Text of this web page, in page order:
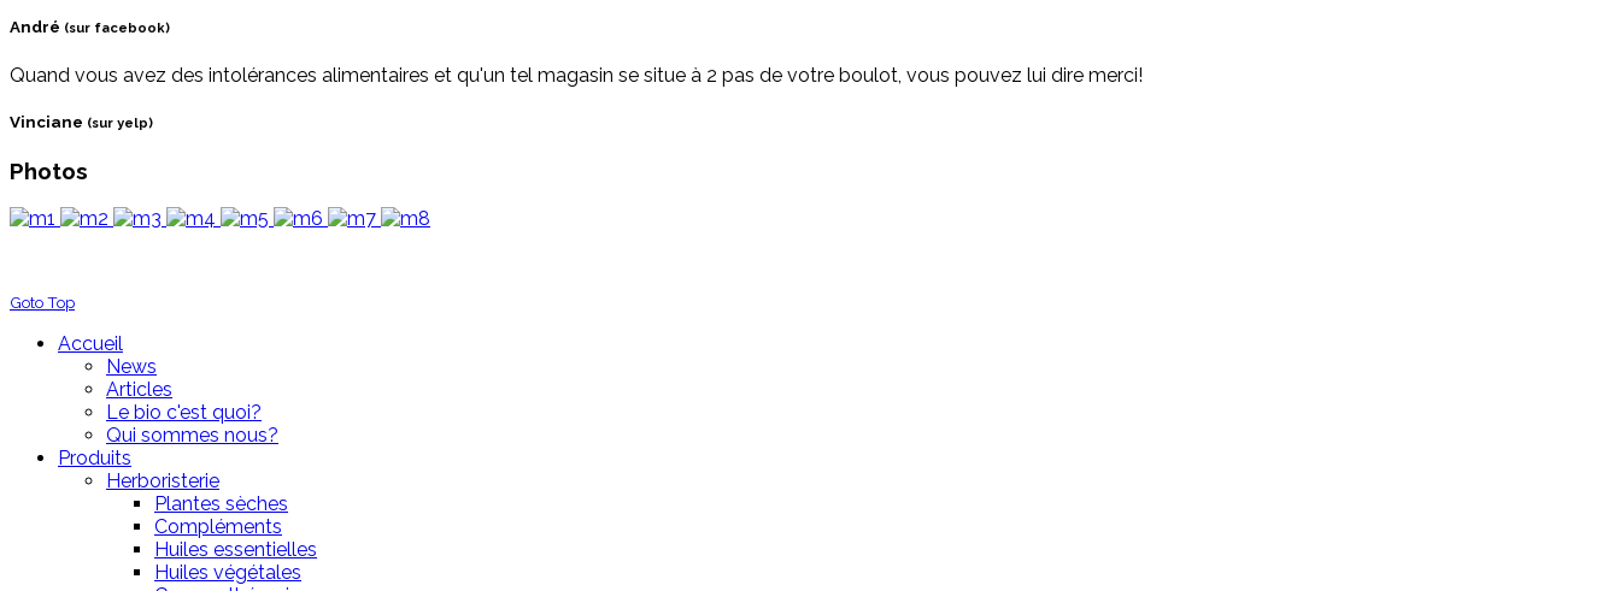
André (sur facebook)
Quand vous avez des intolérances alimentaires et qu'un tel magasin se situe à 2 pas de votre boulot, vous pouvez lui dire merci!
Vinciane (sur yelp)
Photos
Goto Top
Accueil
News
Articles
Le bio c'est quoi?
Qui sommes nous?
Produits
Herboristerie
Plantes sèches
Compléments
Huiles essentielles
Huiles végétales